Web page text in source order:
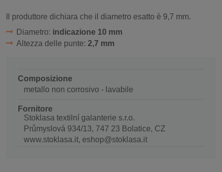
Il produttore dichiara che il diametro esatto è 9,7 mm.
Diametro: indicazione 10 mm
Altezza delle punte: 2,7 mm
Composizione
metallo non corrosivo - lavabile
Fornitore
Stoklasa textilní galanterie s.r.o.
Průmyslová 934/13, 747 23 Bolatice, CZ
www.stoklasa.it, eshop@stoklasa.it